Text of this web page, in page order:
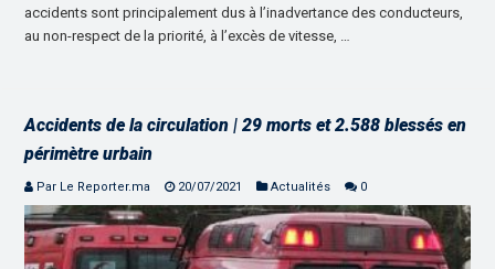
accidents sont principalement dus à l’inadvertance des conducteurs,
au non-respect de la priorité, à l’excès de vitesse, …
Accidents de la circulation | 29 morts et 2.588 blessés en
périmètre urbain
Par Le Reporter.ma 20/07/2021 Actualités 0